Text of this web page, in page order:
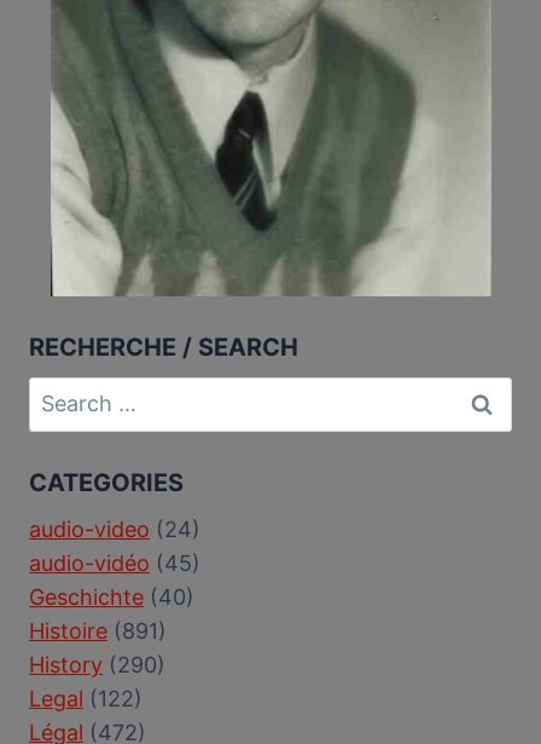
RECHERCHE / SEARCH
Search
for:
CATEGORIES
audio-video (24)
audio-vidéo (45)
Geschichte (40)
Histoire (891)
History (290)
Legal (122)
Légal (472)